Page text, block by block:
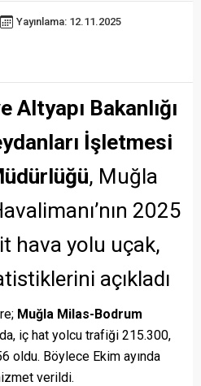
Yayınlama: 12.11.2025
Altyapı Bakanlığı
İşletmesi
, Muğla
2025
hava yolu uçak,
açıkladı
Muğla Milas-Bodrum
iç hat yolcu trafiği 215.300,
oldu. Böylece Ekim ayında
verildi.